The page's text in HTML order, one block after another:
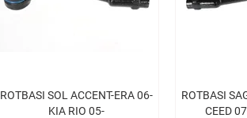
ROTBASI SOL ACCENT-ERA 06-
KIA RIO 05-
ROTBASI
CEED